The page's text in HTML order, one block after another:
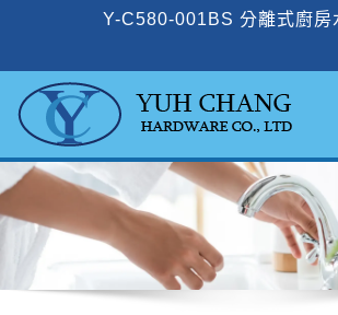
Y-C580-001BS 分離式廚房